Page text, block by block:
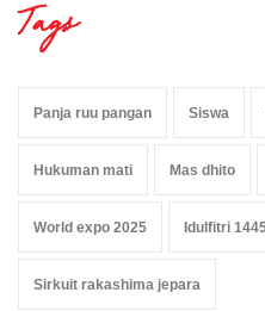
Tags
Panja ruu pangan Siswa
Hukuman mati Mas dhito
World expo 2025 Idulfitri
Sirkuit rakashima jepara